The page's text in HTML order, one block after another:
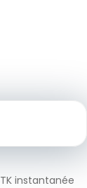
instantanée